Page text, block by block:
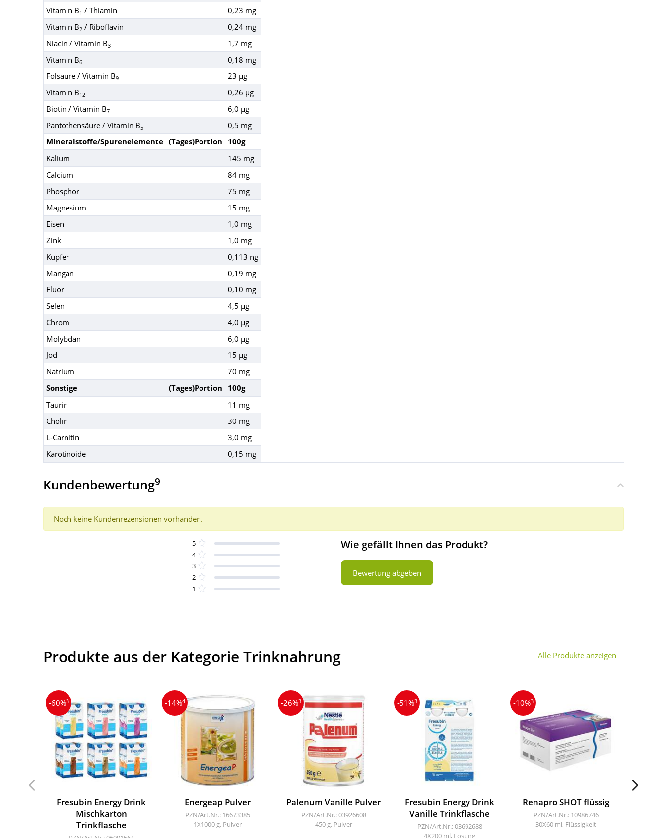
Vitamin B1 / Thiamin
0,23 mg
Vitamin B2 / Riboflavin
0,24 mg
Niacin / Vitamin B3
1,7 mg
Vitamin B6
0,18 mg
Folsäure / Vitamin B9
23 µg
Vitamin B12
0,26 µg
Biotin / Vitamin B7
6,0 µg
Pantothensäure / Vitamin B5
0,5 mg
Mineralstoffe/Spurenelemente (Tages)Portion
100g
Kalium
145 mg
Calcium
84 mg
Phosphor
75 mg
Magnesium
15 mg
Eisen
1,0 mg
Zink
1,0 mg
Kupfer
0,113 ng
Mangan
0,19 mg
Fluor
0,10 mg
Selen
4,5 µg
Chrom
4,0 µg
Molybdän
6,0 µg
Jod
15 µg
Natrium
70 mg
Sonstige
(Tages)Portion
100g
Taurin
11 mg
Cholin
30 mg
L-Carnitin
3,0 mg
Karotinoide
0,15 mg
Kundenbewertung9
Noch keine Kundenrezensionen vorhanden.
5
4
3
2
1
Wie gefällt Ihnen das Produkt?
Bewertung abgeben
Produkte aus der Kategorie Trinknahrung Alle Produkte anzeigen
-60%3
Fresubin Energy Drink
Mischkarton
Trinkflasche
-14%4
Energeap Pulver
PZN/Art.Nr.: 16673385
1X1000 g, Pulver
-26%3
Palenum Vanille Pulver
PZN/Art.Nr.: 03926608
450 g, Pulver
-51%3
Fresubin Energy Drink
Vanille Trinkflasche
PZN/Art.Nr.: 03692688
4X200 ml, Lösung
-10%3
Renapro SHOT flüssig
PZN/Art.Nr.: 10986746
30X60 ml, Flüssigkeit